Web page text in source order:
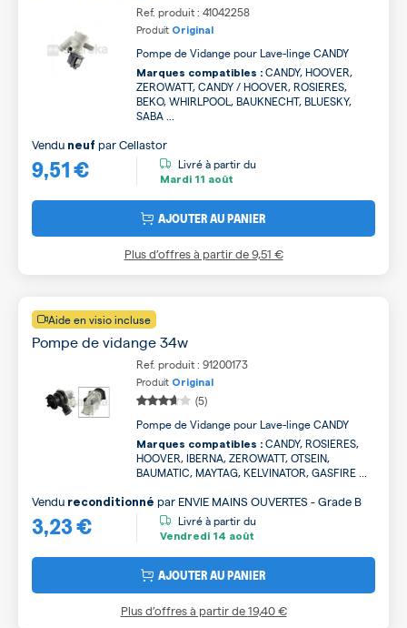
Ref. produit : 41042258
Produit Original
Pompe de Vidange pour Lave-linge CANDY
Marques compatibles : CANDY, HOOVER,
ZEROWATT, CANDY / HOOVER, ROSIERES,
BEKO, WHIRLPOOL, BAUKNECHT, BLUESKY,
SABA ...
9,51 €
Vendu neuf parCellastor
Livré à partir du
Mardi 11 août
AJOUTER AU PANIER
Plus d’offres à partir de9,51 €
Aide en visio incluse
Pompe de vidange 34w
Ref. produit : 91200173
Produit Original
(5)
Pompe de Vidange pour Lave-linge CANDY
Marques compatibles : CANDY, ROSIERES,
HOOVER, IBERNA, ZEROWATT, OTSEIN,
BAUMATIC, MAYTAG, KELVINATOR, GASFIRE ...
3,23 €
Vendu reconditionné par ENVIE MAINS OUVERTES - Grade B
Livré à partir du
Vendredi 14 août
AJOUTER AU PANIER
Plus d’offres à partir de19,40 €